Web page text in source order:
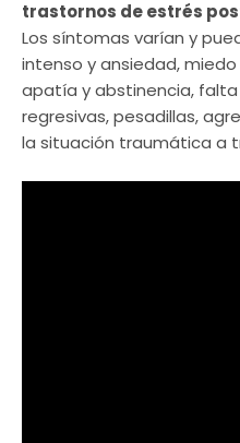
trastornos de estrés
Los síntomas varían y
intenso y ansiedad,
apatía y abstinencia,
regresivas, pesadillas,
la situación traumática a